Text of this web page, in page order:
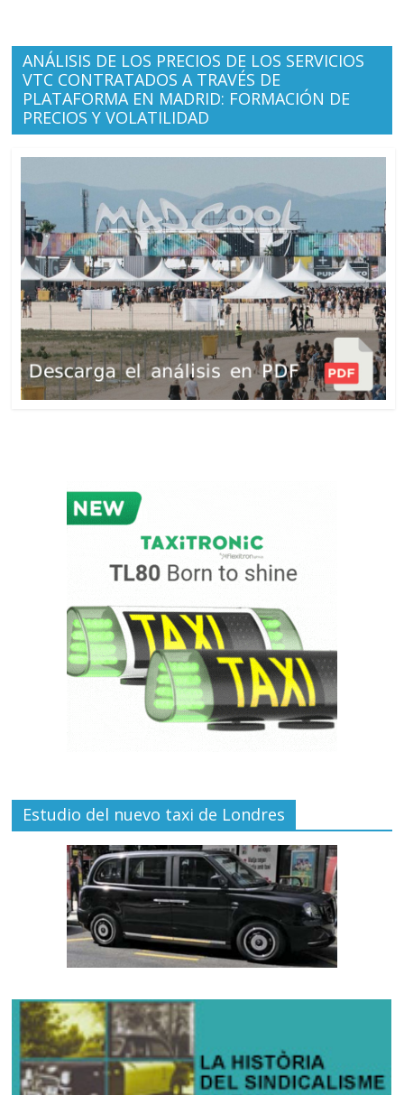
ANÁLISIS DE LOS PRECIOS DE LOS SERVICIOS
VTC CONTRATADOS A TRAVÉS DE
PLATAFORMA EN MADRID: FORMACIÓN DE
PRECIOS Y VOLATILIDAD
Estudio del nuevo taxi de Londres